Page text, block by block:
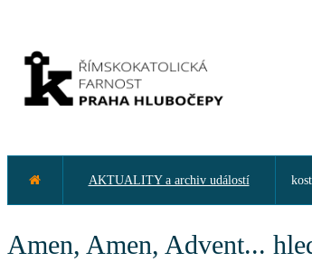
AKTUALITY a archiv událostí
Amen, Amen, Advent...